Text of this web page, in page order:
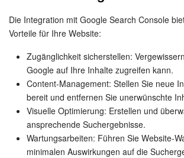
Messenger
Collabs
Projektgruppen
Kalender
Drive
Die Integration mit Google Search Console
Vorteile für Ihre Website:
Zugänglichkeit sicherstellen:
Google auf Ihre Inhalte zugreifen kann.
Content-Management: Stellen Sie neue
bereit und entfernen Sie unerwünschte
Visuelle Optimierung: Erstellen und
ansprechende Suchergebnisse.
Wartungsarbeiten: Führen Sie Website-
minimalen Auswirkungen auf die